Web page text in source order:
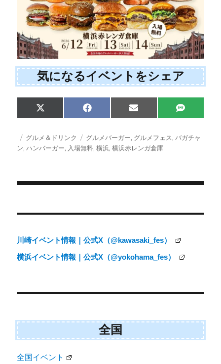
気になるイベントをシェア
Share
on
X
(
w
t
)
Share
on
F
a
e
b
o
Share
on
E
m
i
Share
on
S
M
投
稿
カ
テ
グルメ＆ドリンク
タ
グ
グルメバーガー, グルメフェス, バガチャ
ン,ハンバーガー, 入場無料,横浜,横浜赤レンガ倉庫
稿
ナ
ビ
ー
ョ
川崎イベント情報｜公式X（@kawasaki_fes）
横浜イベント情報｜公式X（@yokohama_fes）
全国
全国イベント